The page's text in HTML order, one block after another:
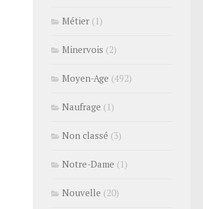
Métier (1)
Minervois (2)
Moyen-Age (492)
Naufrage (1)
Non classé (3)
Notre-Dame (1)
Nouvelle (20)